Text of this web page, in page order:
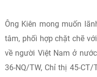
Ông Kiên mong muốn
tâm, phối hợp chặt chẽ
về người Việt Nam ở
36-NQ/TW, Chỉ thị 45-